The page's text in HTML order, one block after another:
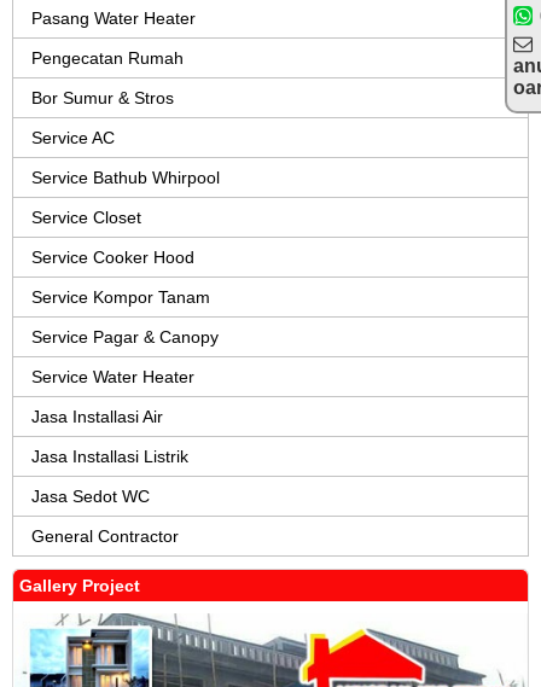
Pasang Water Heater
Pengecatan Rumah
Bor Sumur & Stros
Service AC
Service Bathub Whirpool
Service Closet
Service Cooker Hood
Service Kompor Tanam
Service Pagar & Canopy
Service Water Heater
Jasa Installasi Air
Jasa Installasi Listrik
Jasa Sedot WC
General Contractor
Gallery Project